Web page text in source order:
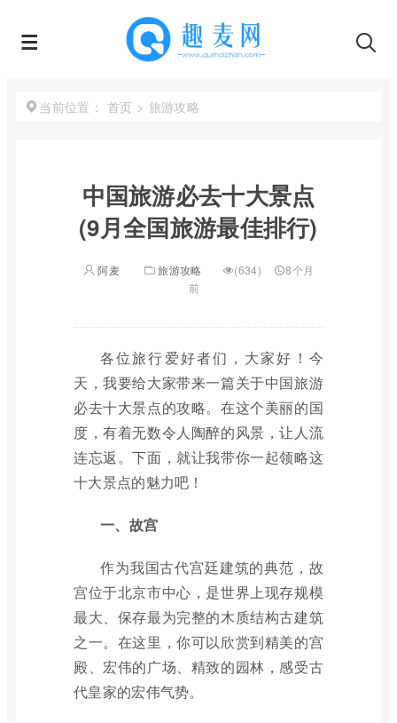
当前位置： 首页 > 旅游攻略
中国旅游必去十大景点
(9月全国旅游最佳排行)
阿麦 旅游攻略 (634)
8个月
前
各位旅行爱好者们，大家好！今
天，我要给大家带来一篇关于中国旅游
必去十大景点的攻略。在这个美丽的国
度，有着无数令人陶醉的风景，让人流
连忘返。下面，就让我带你一起领略这
十大景点的魅力吧！
一、故宫
作为我国古代宫廷建筑的典范，故
宫位于北京市中心，是世界上现存规模
最大、保存最为完整的木质结构古建筑
之一。在这里，你可以欣赏到精美的宫
殿、宏伟的广场、精致的园林，感受古
代皇家的宏伟气势。